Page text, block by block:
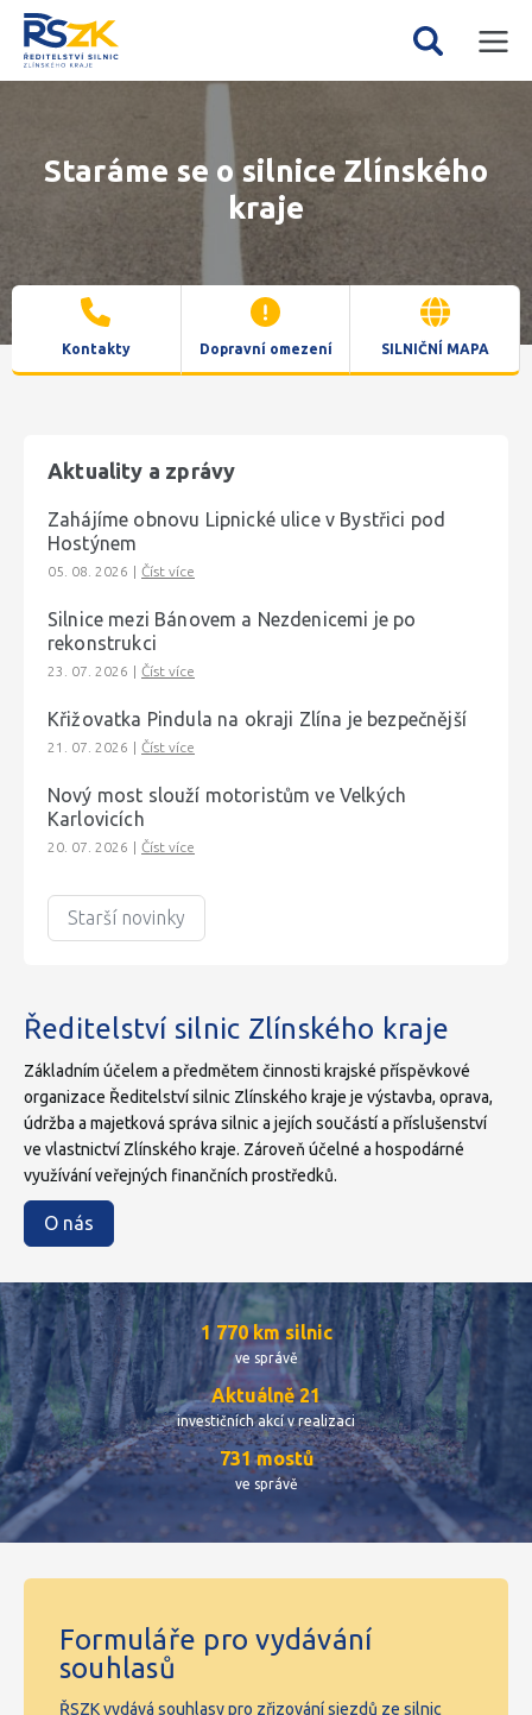
Staráme se o silnice Zlínského
kraje
Kontakty Dopravní omezení SILNIČNÍ MAPA
Aktuality a zprávy
Zahájíme obnovu Lipnické ulice v Bystřici pod
Hostýnem
05. 08. 2026 | Číst více
Silnice mezi Bánovem a Nezdenicemi je po
rekonstrukci
23. 07. 2026 | Číst více
Křižovatka Pindula na okraji Zlína je bezpečnější
21. 07. 2026 | Číst více
Nový most slouží motoristům ve Velkých
Karlovicích
20. 07. 2026 | Číst více
Starší novinky
Ředitelství silnic Zlínského kraje
Základním účelem a předmětem činnosti krajské příspěvkové
organizace Ředitelství silnic Zlínského kraje je výstavba, oprava,
údržba a majetková správa silnic a jejích součástí a příslušenství
ve vlastnictví Zlínského kraje. Zároveň účelné a hospodárné
využívání veřejných finančních prostředků.
O nás
1 770 km silnic
ve správě
Aktuálně 21
investičních akcí v realizaci
731 mostů
ve správě
Formuláře pro vydávání
souhlasů
ŘSZK vydává souhlasy pro zřizování sjezdů ze silnic
Vyhledávání
menu